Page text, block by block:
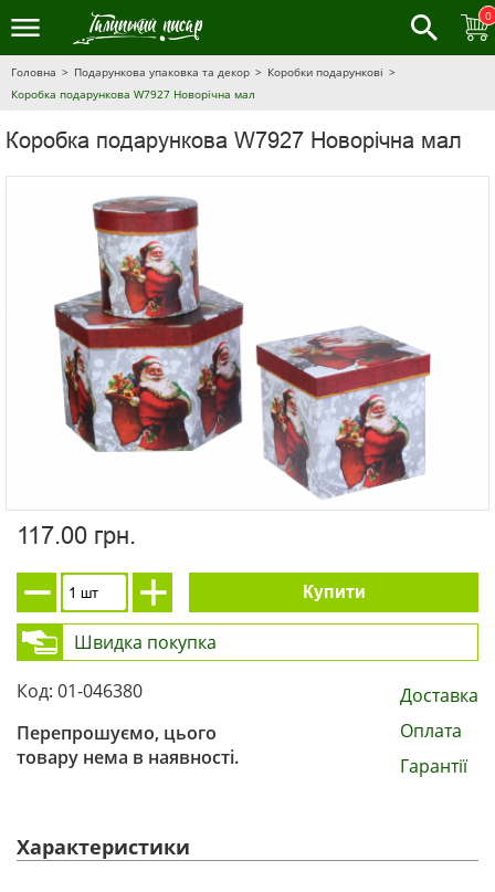
0
Головна Подарункова упаковка та декор
Коробки подарункові
Коробка подарункова W7927 Новорічна мал
Коробка подарункова W7927 Новорічна мал
117.00 грн.
Купити
Швидка покупка
Код: 01-046380
Перепрошуємо, цього
товару нема в наявності.
Доставка
Оплата
Гарантії
Характеристики